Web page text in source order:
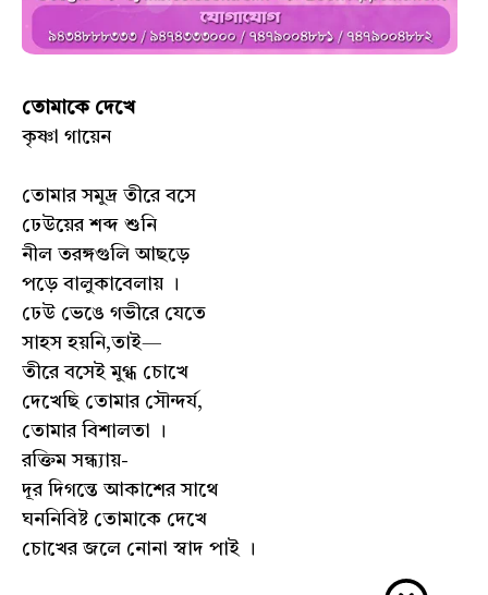
তোমাকে দেখে
কৃষ্ণা গায়েন
তোমার সমুদ্র তীরে বসে
ঢেউয়ের শব্দ শুনি
নীল তরঙ্গগুলি আছড়ে
পড়ে বালুকাবেলায় ।
ঢেউ ভেঙে গভীরে যেতে
সাহস হয়নি,তাই—
তীরে বসেই মুগ্ধ চোখে
দেখেছি তোমার সৌন্দর্য,
তোমার বিশালতা ।
রক্তিম সন্ধ্যায়-
দূর দিগন্তে আকাশের সাথে
ঘননিবিষ্ট তোমাকে দেখে
চোখের জলে নোনা স্বাদ পাই ।